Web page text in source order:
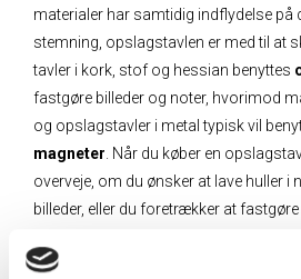
materialer har samtidig indflydelse på
stemning, opslagstavlen er med til at
tavler i kork, stof og hessian benyttes
fastgøre billeder og noter, hvorimod
og opslagstavler i metal typisk vil
magneter . Når du køber en
overveje, om du ønsker at lave huller i
billeder, eller du foretrækker at